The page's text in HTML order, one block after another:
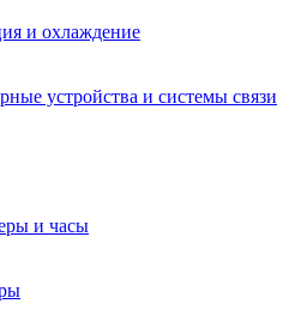
и охлаждение
устройства и системы связи
и часы